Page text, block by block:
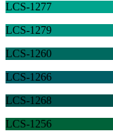
LCS-1277
LCS-1279
LCS-1260
LCS-1266
LCS-1268
LCS-1256